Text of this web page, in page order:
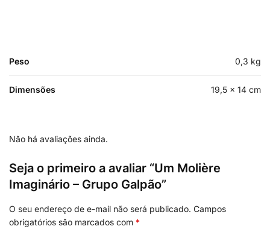
Peso 0,3 kg
Dimensões 19,5 × 14 cm
Não há avaliações ainda.
Seja o primeiro a avaliar “Um Molière
Imaginário – Grupo Galpão”
O seu endereço de e-mail não será publicado. Campos
obrigatórios são marcados com *